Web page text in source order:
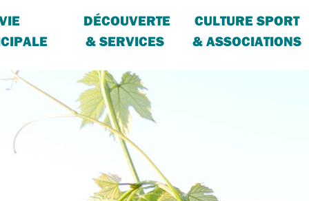
DÉCOUVERTE
& SERVICES
CULTURE SPORT
& ASSOCIATIONS